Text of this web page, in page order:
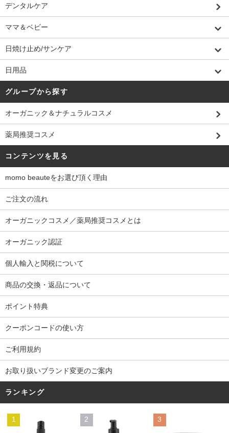
デンタルケア
ママ＆ベビー
日焼け止め/サンケア
日用品
グループから探す
オーガニック＆ナチュラルコスメ
薬局推奨コスメ
コンテンツを見る
momo beauteをお選び頂く理由
ご注文の流れ
オーガニックコスメ／薬局推奨コスメとは
オーガニック認証
個人輸入と関税について
商品の交換・返品について
ポイント特典
クーポンコードの使い方
ご利用規約
お取り扱いブランド変更のご案内
ランキング
1 2 3